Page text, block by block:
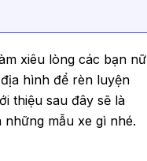
xiêu lòng các bạn nữ
hình để rèn luyện
thiệu sau đây sẽ là
mẫu xe gì nhé.